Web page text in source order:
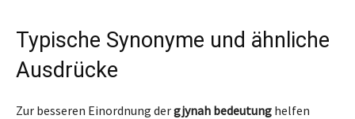
Typische Synonyme und ähnliche
Ausdrücke
Zur besseren Einordnung dergjynah bedeutung helfen